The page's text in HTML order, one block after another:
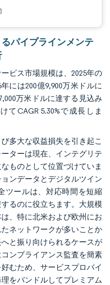
パイプラインメンテ
ビス市場規模は、2025年の
には200億9,900万米ドルに
万米ドルに達する見込み
てCAGR 5.30%で成長しま
多大な収益損失を引き起こ
ターは現在、インテグリテ
ものとして位置づけていま
ンデータとデジタルツイン
ツールは、対応時間を短縮
るのに役立ちます。大規模
、特に北米および欧州にお
ネットワークが多いことか
と振り向けられるケースが
ンプライアンス監査を簡素
むため、サービスプロバイ
をバンドルしてプレミアム